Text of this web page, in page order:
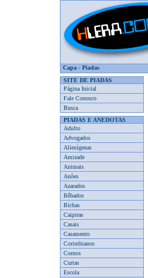
Capa - Piadas
SITE DE PIADAS
Página Inicial
Fale Conosco
Busca
PIADAS E ANEDOTAS
Adulto
Advogados
Alienígenas
Amizade
Animais
Anões
Azarados
Bêbados
Bichas
Caipiras
Casais
Casamento
Corinthianos
Cornos
Curtas
Escola